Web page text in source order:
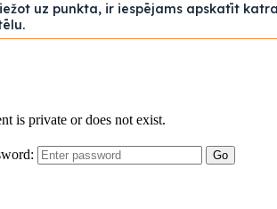
uz punkta, ir iespējams apskatīt